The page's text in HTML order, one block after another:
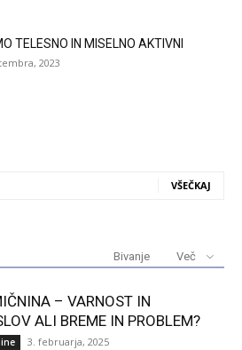
TELESNO IN MISELNO AKTIVNI
2023
VŠEČKAJ
Bivanje Več
– VARNOST IN
ALI BREME IN PROBLEM?
3. februarja, 2025